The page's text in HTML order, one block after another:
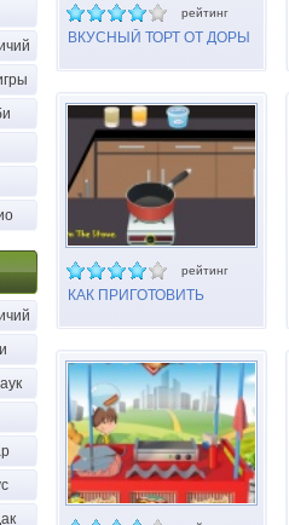
рейтинг
ВКУСНЫЙ ТОРТ ОТ ДОРЫ
рейтинг
КАК ПРИГОТОВИТЬ
АППЕЛЬСИНОВОЕ ЖЕЛЕ